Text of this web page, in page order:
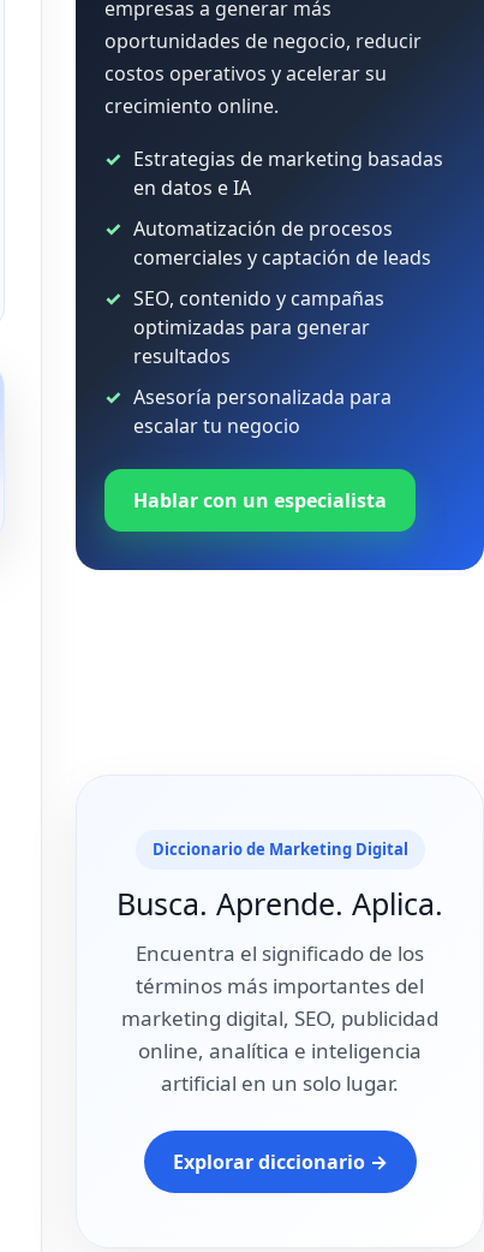
empresas a generar más
oportunidades de negocio, reducir
costos operativos y acelerar su
crecimiento online.
Estrategias de marketing basadas
en datos e IA
Automatización de procesos
comerciales y captación de leads
SEO, contenido y campañas
optimizadas para generar
resultados
Asesoría personalizada para
escalar tu negocio
Hablar con un especialista
Diccionario de Marketing Digital
Busca. Aprende. Aplica.
Encuentra el significado de los
términos más importantes del
marketing digital, SEO, publicidad
online, analítica e inteligencia
artificial en un solo lugar.
Explorar diccionario →